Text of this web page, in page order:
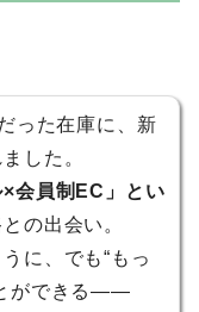
った在庫に、新
した。
×会員制EC」とい
の出会い。
に、でも“もっ
ができる――